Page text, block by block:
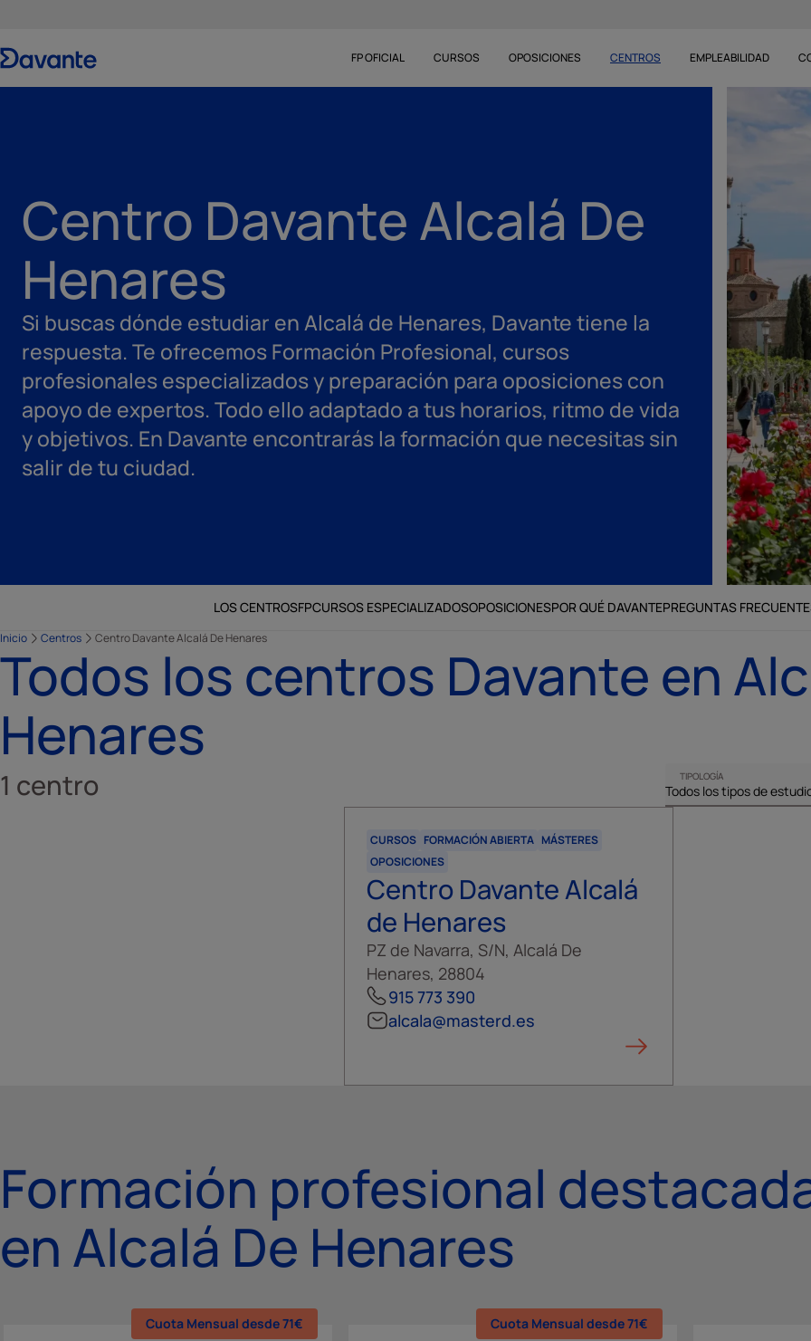
FP OFICIAL CURSOS OPOSICIONES CENTROS EMPLEABILIDAD
Centro Davante Alcalá De
Henares
Si buscas dónde estudiar en Alcalá de Henares, Davante tiene la
respuesta. Te ofrecemos Formación Profesional, cursos
profesionales especializados y preparación para oposiciones con
apoyo de expertos. Todo ello adaptado a tus horarios, ritmo de vida
y objetivos. En Davante encontrarás la formación que necesitas sin
salir de tu ciudad.
LOS CENTROSFPCURSOS ESPECIALIZADOSOPOSICIONESPOR QUÉ DAVANTEPREGUNTAS
Inicio Centros Centro Davante Alcalá De Henares
Todos los centros Davante en
Henares
1 centro TIPOLOGÍA
CURSOS FORMACIÓN ABIERTA MÁSTERES
OPOSICIONES
Centro Davante Alcalá
de Henares
PZ de Navarra, S/N, Alcalá De
Henares, 28804
915 773 390
alcala@masterd.es
Formación profesional
en Alcalá De Henares
Cuota Mensual desde 71€ Cuota Mensual desde 71€